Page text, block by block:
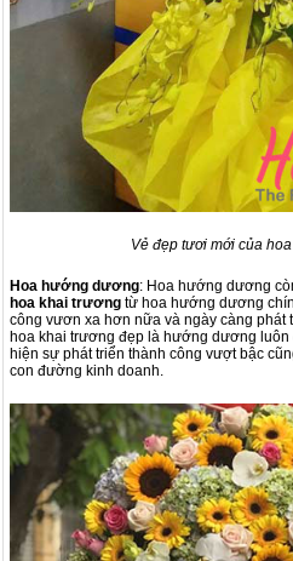
Vẻ đẹp tươi mới của
Hoa hướng dương: Hoa hướng dương
hoa khai trương từ hoa hướng dương
công vươn xa hơn nữa và ngày càng phát
hoa khai trương đẹp là hướng dương luôn
hiện sự phát triển thành công vượt bậc
con đường kinh doanh.